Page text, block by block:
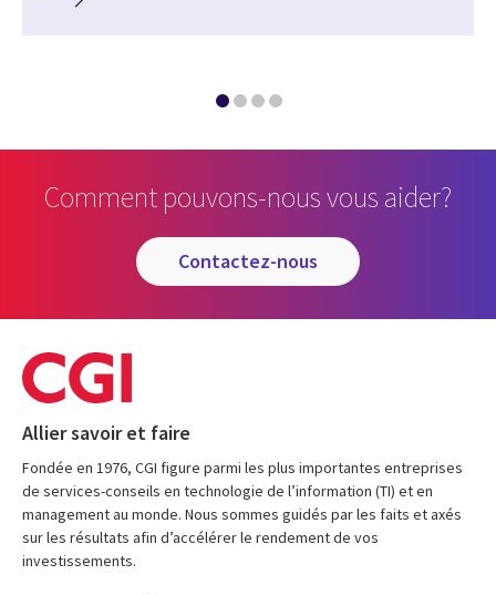
Comment pouvons-nous vous aider?
contactez-nous
Allier savoir et faire
Fondée en 1976, CGI figure parmi les plus importantes entreprises
de services-conseils en technologie de l’information (TI) et en
management au monde. Nous sommes guidés par les faits et axés
sur les résultats afin d’accélérer le rendement de vos
investissements.